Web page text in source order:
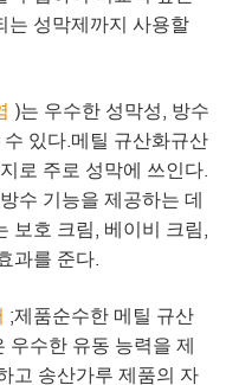
는 성막제까지 사용할
)는 우수한 성막성, 방수
있다.메틸 규산화규산
로 주로 성막에 쓰인다.
수 기능을 제공하는 데
보호 크림, 베이비 크림,
과를 준다.
;제품순수한 메틸 규산
우수한 유동 능력을 제
고 송산가루 제품의 자